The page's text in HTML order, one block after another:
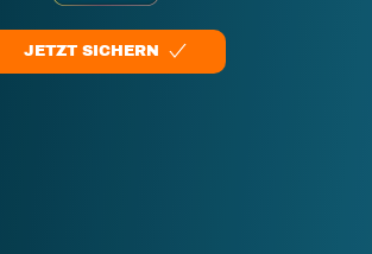
JETZT SICHERN